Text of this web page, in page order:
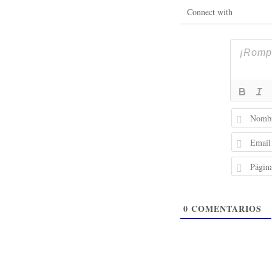
Connect with
0 COMENTARIOS